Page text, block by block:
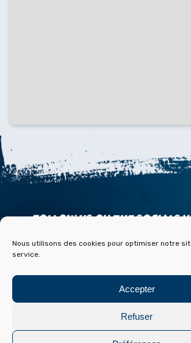
Nous utilisons des cookies pour optimiser notre
service.
Accepter
Refuser
FOLLOW US ON THE SOCIALS
PARTNERS
BLOG HISTOIRE ET ARCHIVES DE